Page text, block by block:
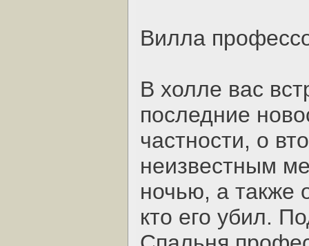
Вилла
В холле вас
последние
частности, о
неизвестным
ночью, а также
кто его убил.